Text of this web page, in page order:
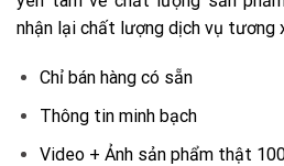
nhận lại chất lượng dịch vụ tương
Chỉ bán hàng có sẵn
Thông tin minh bạch
Video + Ảnh sản phẩm thật